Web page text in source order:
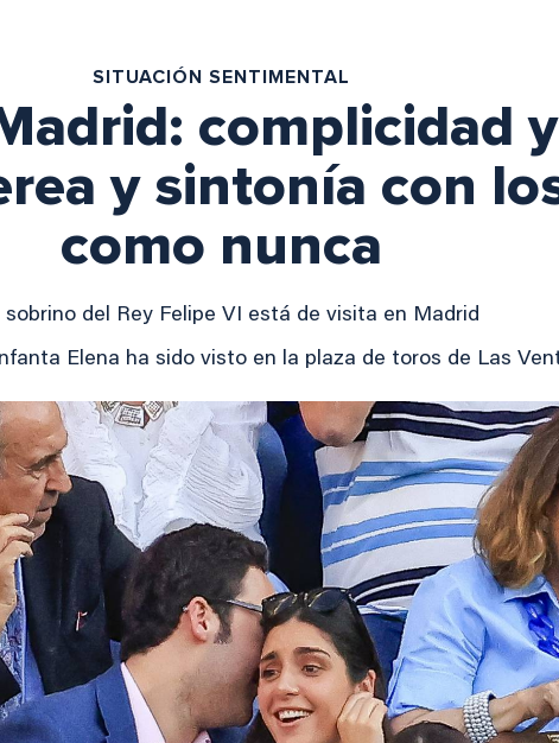
SITUACIÓN SENTIMENTAL
complicidad
y sintonía con
como nunca
sobrino del Rey Felipe VI está de visita en Madrid
Elena ha sido visto en la plaza de toros de Las